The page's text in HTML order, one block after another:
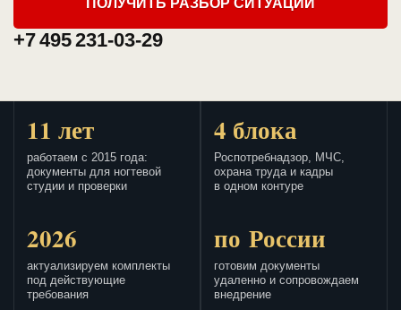
+7 495 231-03-29
11 лет
работаем с 2015 года:
документы для ногтевой
студии и проверки
4 блока
Роспотребнадзор, МЧС,
охрана труда и кадры
в одном контуре
2026
актуализируем комплекты
под действующие
требования
по России
готовим документы
удаленно и сопровождаем
внедрение